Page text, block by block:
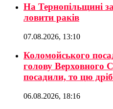
На Тернопільщині
ловити раків
07.08.2026, 13:10
Коломойського
голову Верховного
посадили, то цю
06.08.2026, 18:16